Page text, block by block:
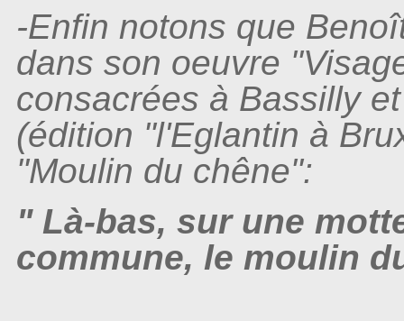
-Enfin notons que
dans son oeuvre
consacrées à Bassilly
(édition "l'Eglantin à
"Moulin du chêne":
" Là-bas, sur une
commune, le moulin